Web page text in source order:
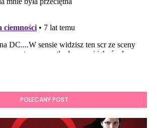
POLECANY POST